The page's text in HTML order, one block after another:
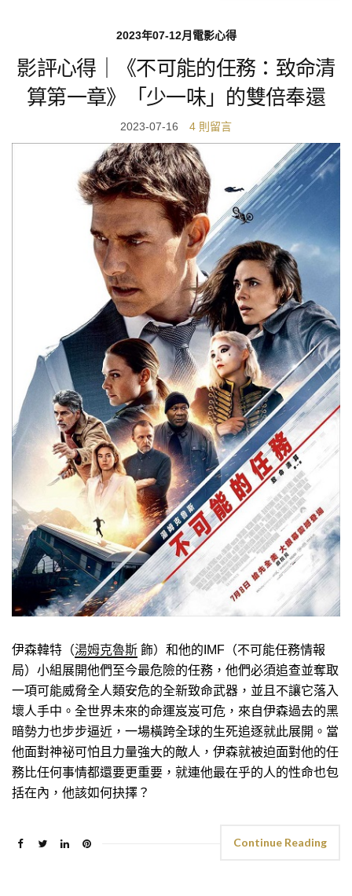
2023年07-12月電影心得
影評心得｜《不可能的任務：致命清
算第一章》「少一味」的雙倍奉還
2023-07-16 4 則留言
伊森韓特（湯姆克魯斯 飾）和他的IMF（不可能任務情報
局）小組展開他們至今最危險的任務，他們必須追查並奪取
一項可能威脅全人類安危的全新致命武器，並且不讓它落入
壞人手中。全世界未來的命運岌岌可危，來自伊森過去的黑
暗勢力也步步逼近，一場橫跨全球的生死追逐就此展開。當
他面對神祕可怕且力量強大的敵人，伊森就被迫面對他的任
務比任何事情都還要更重要，就連他最在乎的人的性命也包
括在內，他該如何抉擇？
Continue Reading